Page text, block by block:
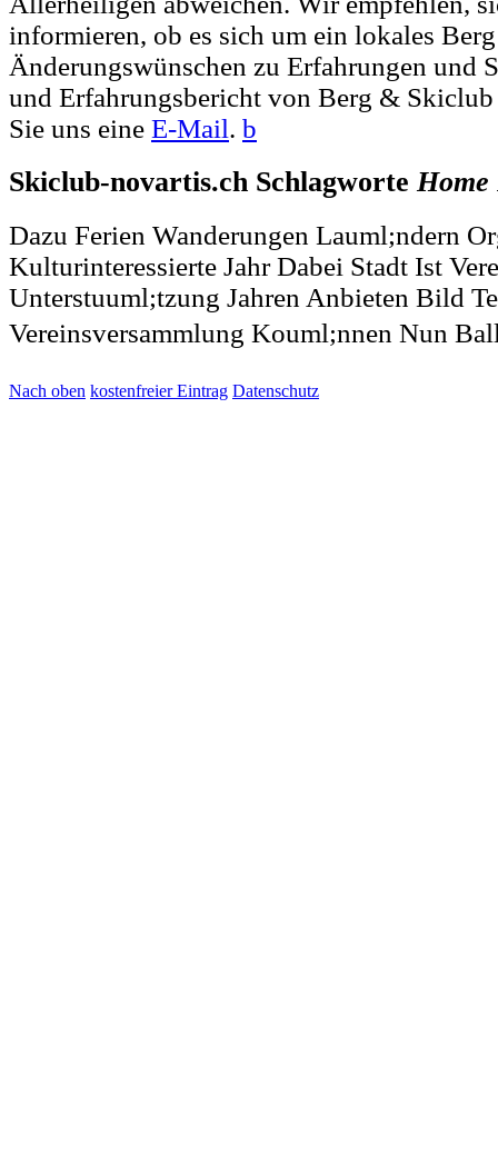
informieren, ob es sich um ein lokales
Änderungswünschen zu Erfahrungen und
und Erfahrungsbericht von Berg &
Sie uns eine E-Mail. b
Skiclub-novartis.ch SchlagworteHome
Dazu Ferien Wanderungen Lauml;ndern
Kulturinteressierte Jahr Dabei Stadt Ist
Unterstuuml;tzung Jahren Anbieten Bild
Vereinsversammlung Kouml;nnen Nun
Nach oben kostenfreier Eintrag Datenschutz